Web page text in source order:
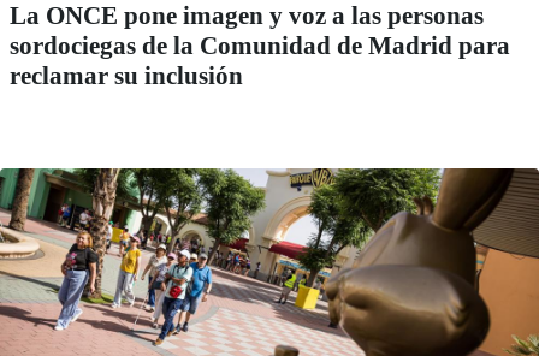
La ONCE pone imagen y voz a las personas
sordociegas de la Comunidad de Madrid para
reclamar su inclusión